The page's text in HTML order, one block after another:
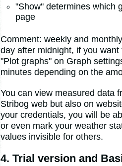
"Show" determines which
page
Comment: weekly and
day after midnight, if you
"Plot graphs" on Graph
minutes depending on the
You can view measured data
Stribog web but also on
your credentials, you will be
or even mark your weather
values invisible for others.
4. Trial version and